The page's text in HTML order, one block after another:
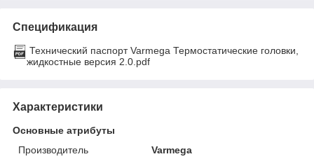
Спецификация
Технический паспорт Varmega Термостатические головки,
жидкостные версия 2.0.pdf
Характеристики
Основные атрибуты
Производитель
Varmega